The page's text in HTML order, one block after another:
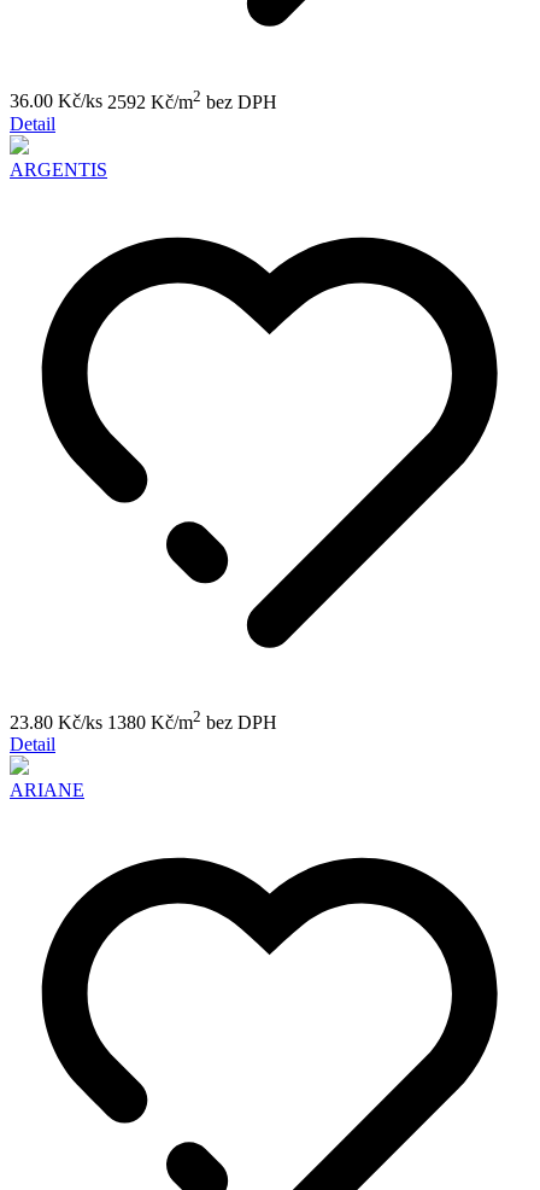
36.00 Kč/ks 2592 Kč/m2 bez DPH
Detail
ARGENTIS
23.80 Kč/ks 1380 Kč/m2 bez DPH
Detail
ARIANE